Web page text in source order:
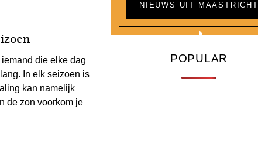
die elke dag
In elk seizoen is
kan namelijk
de zon voorkom je
NIEUWS UIT MAASTRICHT
POPULAR